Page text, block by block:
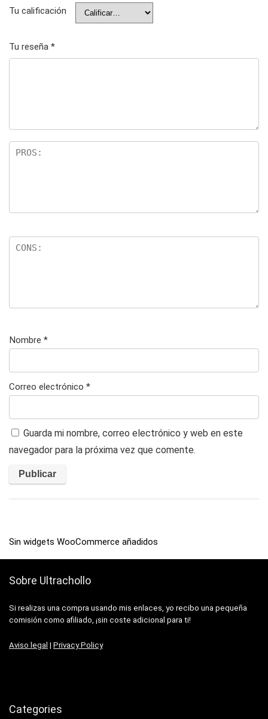
Tu calificación
Tu reseña *
Nombre *
Correo electrónico *
Guarda mi nombre, correo electrónico y web en este
navegador para la próxima vez que comente.
Sin widgets WooCommerce añadidos
Sobre Ultrachollo
Si realizas una compra usando mis enlaces, yo recibo una pequeña
comisión como afiliado, ¡sin coste adicional para ti!
Aviso legal | Privacy Policy
Categories